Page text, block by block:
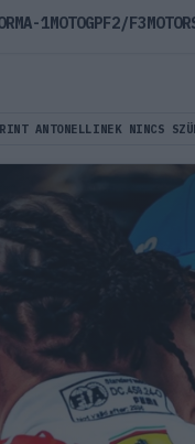
ANTONELLINEK NINCS
1MOTOGPF2/F3